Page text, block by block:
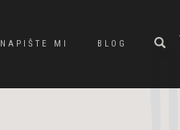
NAPIŠTE MI BLOG